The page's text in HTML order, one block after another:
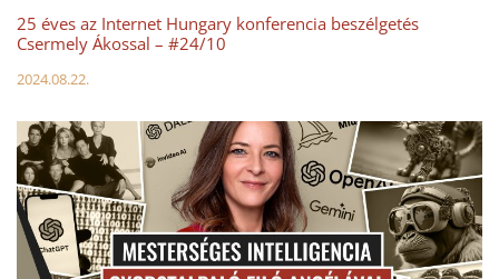
25 éves az Internet Hungary konferencia beszélgetés
Csermely Ákossal – #24/10
2024.08.22.